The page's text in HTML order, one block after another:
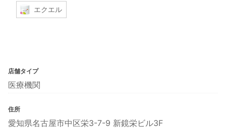
エクエル
店舗タイプ
医療機関
住所
愛知県名古屋市中区栄3-7-9 新鏡栄ビル3F